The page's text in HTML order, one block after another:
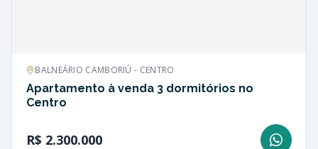
BALNEÁRIO CAMBORIÚ - CENTRO
Apartamento à venda 3 dormitórios no
Centro
R$ 2.300.000